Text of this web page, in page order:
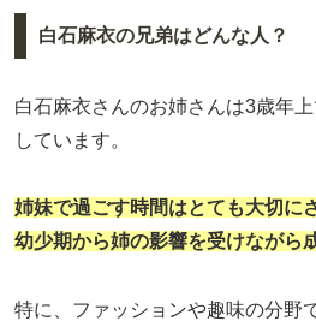
白石麻衣の兄弟はどんな人？
白石麻衣さんのお姉さんは3歳年
しています。
姉妹で過ごす時間はとても大切に
幼少期から姉の影響を受けながら
特に、ファッションや趣味の分野